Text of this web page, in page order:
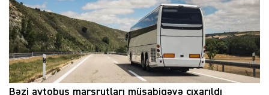
Bəzi avtobus marşrutları müsabiqəyə çıxarıldı